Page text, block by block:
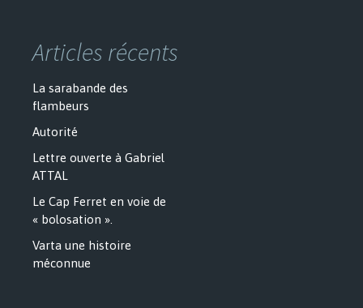
Articles récents
La sarabande des
flambeurs
Autorité
Lettre ouverte à Gabriel
ATTAL
Le Cap Ferret en voie de
« bolosation ».
Varta une histoire
méconnue